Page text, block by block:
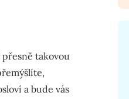
přesně takovou
a bude vás